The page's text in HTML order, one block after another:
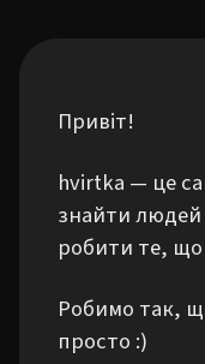
Привіт!
hvirtka — це
знайти
робити те,
Робимо так,
просто :)